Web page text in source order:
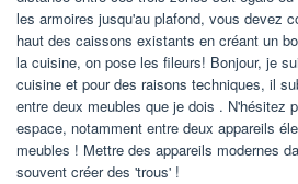
les armoires jusqu'au plafond, vous devez
haut des caissons existants en créant un
la cuisine, on pose les fileurs! Bonjour, je
cuisine et pour des raisons techniques, il
entre deux meubles que je dois . N'hésitez
espace, notamment entre deux appareils
meubles ! Mettre des appareils modernes
souvent créer des 'trous' !